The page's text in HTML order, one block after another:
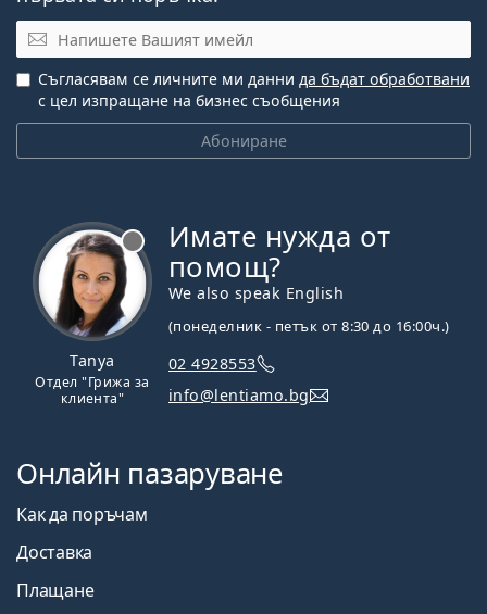
Имейл
Абониране
Съгласявам се личните ми данни да бъдат обработвани
с цел изпращане на бизнес съобщения
Tanya
Отдел "Грижа за
клиента"
Имате нужда от
помощ?
We also speak English
(понеделник - петък от 8:30 до 16:00ч.)
02 4928553
info@lentiamo.bg
Онлайн пазаруване
Как да поръчам
Доставка
Плащане